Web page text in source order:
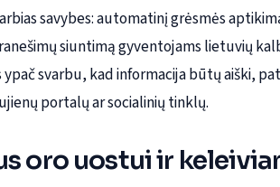
savybes: automatinį grėsmės
siuntimą gyventojams lietuvių
svarbu, kad informacija būtų aiški,
portalų ar socialinių tinklų.
oro uostui ir